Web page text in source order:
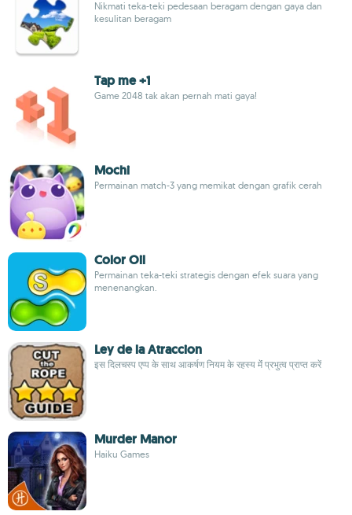
Nikmati teka-teki pedesaan beragam dengan gaya dan
kesulitan beragam
Tap me +1
Game 2048 tak akan pernah mati gaya!
Mochi
Permainan match-3 yang memikat dengan grafik cerah
Color Oil
Permainan teka-teki strategis dengan efek suara yang
menenangkan.
Ley de la Atraccion
इस दिलचस्प एप्प के साथ आकर्षण नियम के रहस्य मेंं प्रभुत्व प्राप्त करें
Murder Manor
Haiku Games